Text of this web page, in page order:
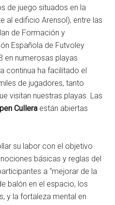
de juego situados en la
al edificio Arensol), entre las
de Formación y
Española de Futvoley
en numerosas playas
continua ha facilitado el
de jugadores, tanto
visitan nuestras playas. Las
Cullera están abiertas
su labor con el objetivo
básicas y reglas del
a “mejorar de la
balón en el espacio, los
y la fortaleza mental en